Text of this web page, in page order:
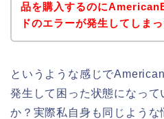
品を購入するのに
ドのエラーが発生してしまっ
というような感じで
発生して困った状態になって
か？実際私自身も同じような